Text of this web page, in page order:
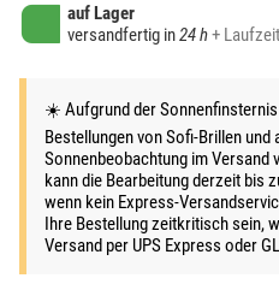
auf Lager
versandfertig in24 h+ Laufzeit
☀️ Aufgrund der
Bestellungen von Sofi-Brillen und
Sonnenbeobachtung im Versand
kann die Bearbeitung derzeit bis
wenn kein Express-
Ihre Bestellung zeitkritisch sein,
Versand per UPS Express oder